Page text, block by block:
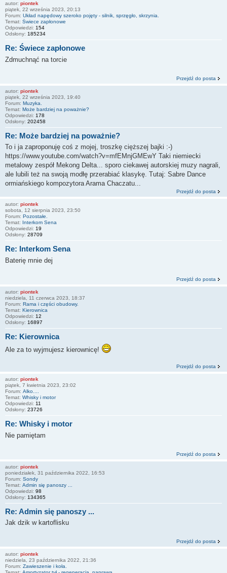
autor: piontek
piątek, 22 września 2023, 20:13
Forum: Układ napędowy szeroko pojęty - silnik, sprzęgło, skrzynia.
Temat: Świece zapłonowe
Odpowiedzi: 154
Odsłony: 185234
Re: Świece zapłonowe
Zdmuchnąć na torcie
Przejdź do posta
autor: piontek
piątek, 22 września 2023, 19:40
Forum: Muzyka.
Temat: Może bardziej na poważnie?
Odpowiedzi: 178
Odsłony: 202458
Re: Może bardziej na poważnie?
To i ja zaproponuję coś z mojej, troszkę cięższej bajki :-)
https://www.youtube.com/watch?v=mfEMnjGMEwY Taki niemiecki
metalowy zespół Mekong Delta... sporo ciekawej autorskiej muzy nagrali,
ale lubili też na swoją modłę przerabiać klasykę. Tutaj: Sabre Dance
ormiańskiego kompozytora Arama Chaczatu...
Przejdź do posta
autor: piontek
sobota, 12 sierpnia 2023, 23:50
Forum: Pozostałe.
Temat: Interkom Sena
Odpowiedzi: 19
Odsłony: 28709
Re: Interkom Sena
Baterię mnie dej
Przejdź do posta
autor: piontek
niedziela, 11 czerwca 2023, 18:37
Forum: Rama i części obudowy.
Temat: Kierownica
Odpowiedzi: 12
Odsłony: 16897
Re: Kierownica
Ale za to wyjmujesz kierownicę!
Przejdź do posta
autor: piontek
piątek, 7 kwietnia 2023, 23:02
Forum: Alko....
Temat: Whisky i motor
Odpowiedzi: 11
Odsłony: 23726
Re: Whisky i motor
Nie pamiętam
Przejdź do posta
autor: piontek
poniedziałek, 31 października 2022, 16:53
Forum: Sondy
Temat: Admin się panoszy ...
Odpowiedzi: 98
Odsłony: 134365
Re: Admin się panoszy ...
Jak dzik w kartoflisku
Przejdź do posta
autor: piontek
niedziela, 23 października 2022, 21:36
Forum: Zawieszenie i koła.